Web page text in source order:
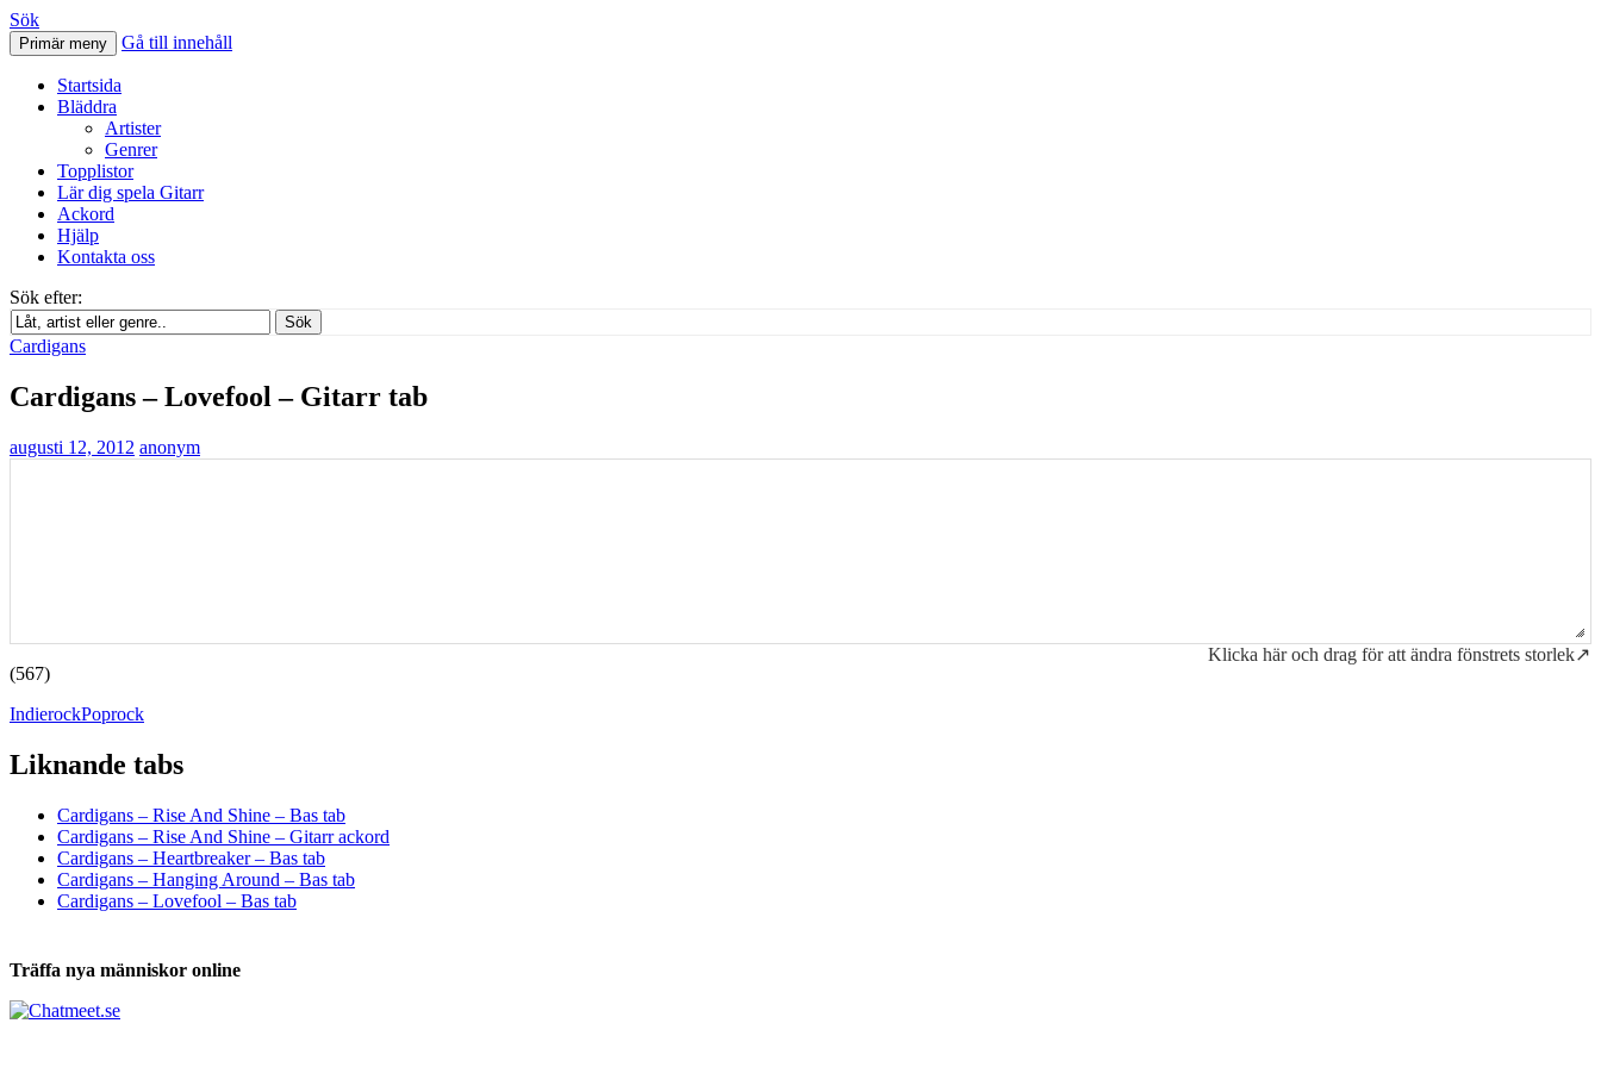
Svenskatabs.se
Sök
Primär meny Gå till innehåll
Startsida
Bläddra
Artister
Genrer
Topplistor
Lär dig spela Gitarr
Ackord
Hjälp
Kontakta oss
Sök efter:
Sök
Cardigans
Cardigans – Lovefool – Gitarr tab
augusti 12, 2012 anonym
Klicka här och drag för att ändra fönstrets storlek↗
(567)
IndierockPoprock
Liknande tabs
Cardigans – Rise And Shine – Bas tab
Cardigans – Rise And Shine – Gitarr ackord
Cardigans – Heartbreaker – Bas tab
Cardigans – Hanging Around – Bas tab
Cardigans – Lovefool – Bas tab
Träffa nya människor online